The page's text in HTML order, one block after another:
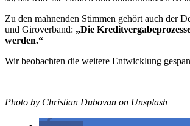
Zu den mahnenden Stimmen gehört auch der
und Giroverband: „Die
werden.“
Wir beobachten die weitere Entwicklung
Photo by Christian Dubovan on Unsplash